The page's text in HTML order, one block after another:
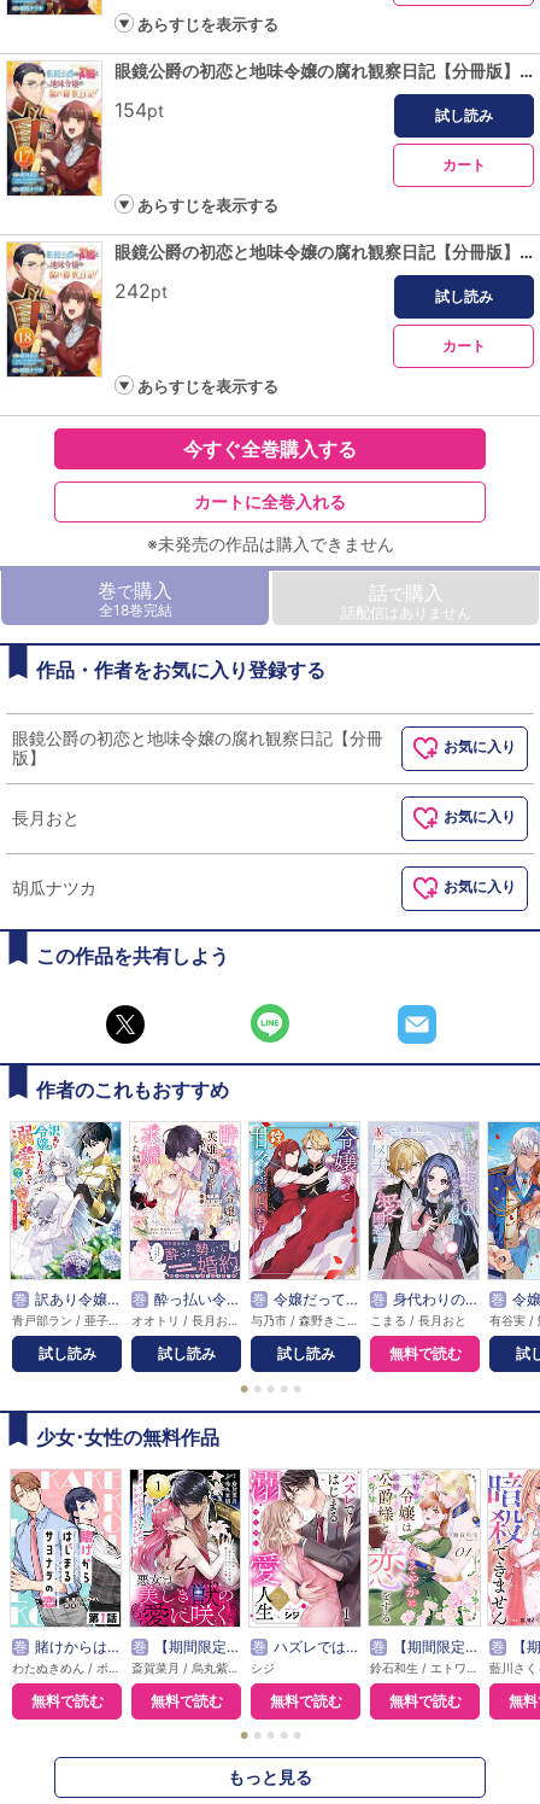
あらすじを表示する
眼鏡公爵の初恋と地味令嬢の腐れ観察日記【分冊版】 17
154pt 試し読み
カート
あらすじを表示する
眼鏡公爵の初恋と地味令嬢の腐れ観察日記【分冊版】 18
242pt 試し読み
カート
あらすじを表示する
今すぐ全巻購入する
カートに全巻入れる
※未発売の作品は購入できません
巻で購入
全18巻完結
話で購入
話配信はありません
作品・作者をお気に入り登録する
眼鏡公爵の初恋と地味令嬢の腐れ観察日記【分冊
版】
お気に入り
長月おと お気に入り
胡瓜ナツカ お気に入り
この作品を共有しよう
作者のこれもおすすめ
巻 訳あり令嬢でしたが、溺愛されて今では幸せです アンソロジーコミック
試し読み
巻 酔っ払い令嬢が英雄と知らず求婚した結果 ～最強の神獣騎士から溺愛がはじまりました！？～（コミック）
試し読み
巻 令嬢だって甘々な恋がしたい！！ アンソロジーコミック
試し読み
巻 身代わりの生贄だったはずの私、凶犬王子の愛に困惑中
こまる / 長月おと
無料で読む
巻 令嬢たちのフル
試
● ● ● ● ●
少女･女性の無料作品
巻 賭けからはじまるサヨナラの恋【単話版】
無料で読む
巻 【期間限定無料】悪女は美しき獣の愛に咲く（単話版）
無料で読む
巻 ハズレではじまる溺愛人生～仕組まれた恋の相手はハイスぺ社長
シジ
無料で読む
巻 【期間限定無料】本好き令嬢は敏腕公爵様とひそやかに恋をする
無料で読む
巻 【期間限定無料
無
● ● ● ● ●
もっと見る